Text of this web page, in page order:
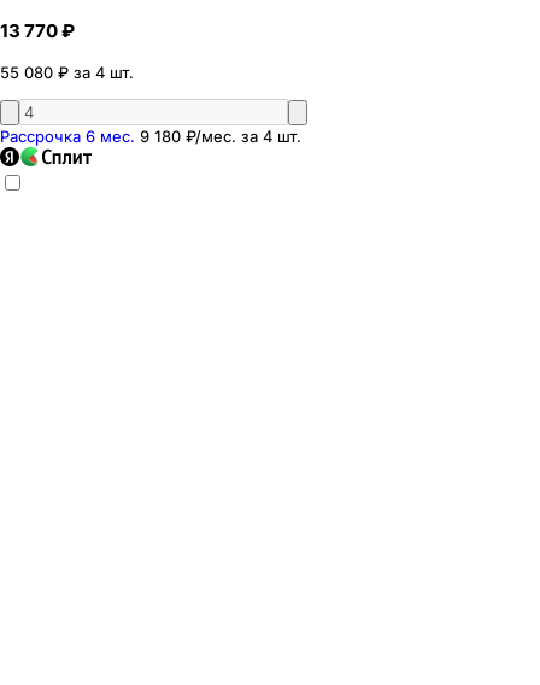
13 770 ₽
55 080 ₽ за 4 шт.
Рассрочка 6 мес. 9 180 ₽/мес. за 4 шт.